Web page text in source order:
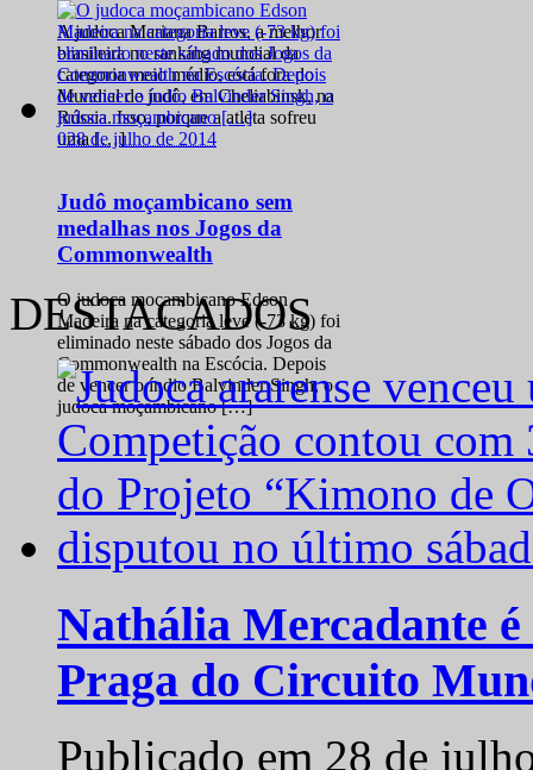
A judoca Mariana Barros, a melhor
brasileira no ranking mundial da
categoria meio médio, está fora do
Mundial de judô, em Cheliabinsk, na
Rússia. Isso, porque a atleta sofreu
uma […]
028 de julho de 2014
Judô moçambicano sem
medalhas nos Jogos da
Commonwealth
O judoca moçambicano Edson
Madeira na categoria leve (-73 kg) foi
eliminado neste sábado dos Jogos da
Commonwealth na Escócia. Depois
de vencer o índio Balvinder Singh, o
judoca moçambicano […]
DESTACADOS
Nathália Mercadante
Praga do Circuito
Publicado em 28 de